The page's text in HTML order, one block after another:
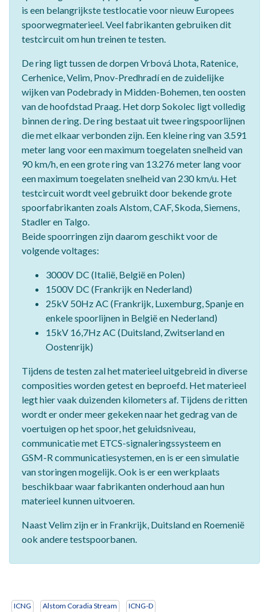
is een belangrijkste testlocatie voor nieuw Europees
spoorwegmaterieel. Veel fabrikanten gebruiken dit
testcircuit om hun treinen te testen.
De ring ligt tussen de dorpen Vrbová Lhota, Ratenice,
Cerhenice, Velim, Pnov-Predhradí en de zuidelijke
wijken van Podebrady in Midden-Bohemen, ten oosten
van de hoofdstad Praag. Het dorp Sokolec ligt volledig
binnen de ring. De ring bestaat uit twee ringspoorlijnen
die met elkaar verbonden zijn. Een kleine ring van 3.591
meter lang voor een maximum toegelaten snelheid van
90 km/h, en een grote ring van 13.276 meter lang voor
een maximum toegelaten snelheid van 230 km/u. Het
testcircuit wordt veel gebruikt door bekende grote
spoorfabrikanten zoals Alstom, CAF, Skoda, Siemens,
Stadler en Talgo.
Beide spoorringen zijn daarom geschikt voor de
volgende voltages:
3000V DC (Italië, België en Polen)
1500V DC (Frankrijk en Nederland)
25kV 50Hz AC (Frankrijk, Luxemburg, Spanje en
enkele spoorlijnen in België en Nederland)
15kV 16,7Hz AC (Duitsland, Zwitserland en
Oostenrijk)
Tijdens de testen zal het materieel uitgebreid in diverse
composities worden getest en beproefd. Het materieel
legt hier vaak duizenden kilometers af. Tijdens de ritten
wordt er onder meer gekeken naar het gedrag van de
voertuigen op het spoor, het geluidsniveau,
communicatie met ETCS-signaleringssysteem en
GSM-R communicatiesystemen, en is er een simulatie
van storingen mogelijk. Ook is er een werkplaats
beschikbaar waar fabrikanten onderhoud aan hun
materieel kunnen uitvoeren.
Naast Velim zijn er in Frankrijk, Duitsland en Roemenië
ook andere testspoorbanen.
ICNG Alstom Coradia Stream ICNG-D